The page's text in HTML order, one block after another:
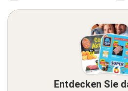
Entdecken Sie